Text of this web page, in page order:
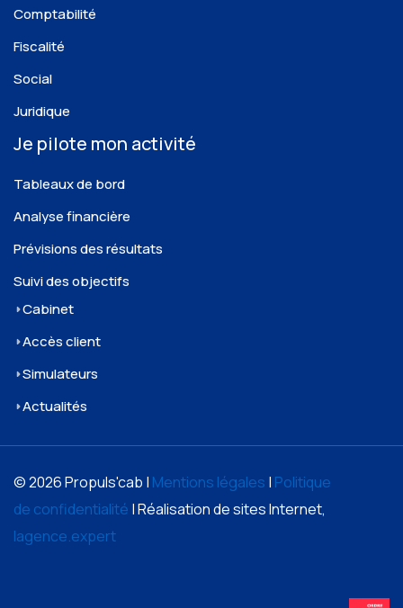
Comptabilité
Fiscalité
Social
Juridique
Je pilote mon activité
Tableaux de bord
Analyse financière
Prévisions des résultats
Suivi des objectifs
Cabinet
Accès client
Simulateurs
Actualités
© 2026 Propuls'cab | Mentions légales | Politique
de confidentialité | Réalisation de sites Internet,
lagence.expert